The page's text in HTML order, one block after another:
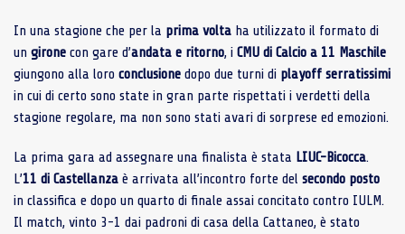
In una stagione che per la prima volta ha utilizzato il formato di
un girone con gare d’andata e ritorno, i CMU di Calcio a 11 Maschile
giungono alla loro conclusione dopo due turni di playoff serratissimi
in cui di certo sono state in gran parte rispettati i verdetti della
stagione regolare, ma non sono stati avari di sorprese ed emozioni.
La prima gara ad assegnare una finalista è stata LIUC-Bicocca.
L’11 di Castellanza è arrivata all’incontro forte del secondo posto
in classifica e dopo un quarto di finale assai concitato contro IULM.
Il match, vinto 3-1 dai padroni di casa della Cattaneo, è stato